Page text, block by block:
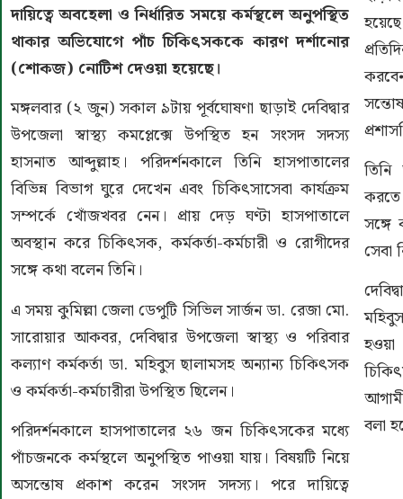
দায়িত্বে অবহেলা ও নির্ধারিত সময়ে কর্মস্থলে অনুপস্থিত
থাকার অভিযোগে পাঁচ চিকিৎসককে কারণ দর্শানোর
(শোকজ) নোটিশ দেওয়া হয়েছে।
মঙ্গলবার (২ জুন) সকাল ৯টায় পূর্বঘোষণা ছাড়াই দেবিদ্বার
উপজেলা স্বাস্থ্য কমপ্লেক্সে উপস্থিত হন সংসদ সদস্য
হাসনাত আব্দুল্লাহ। পরিদর্শনকালে তিনি হাসপাতালের
বিভিন্ন বিভাগ ঘুরে দেখেন এবং চিকিৎসাসেবা কার্যক্রম
সম্পর্কে খোঁজখবর নেন। প্রায় দেড় ঘণ্টা হাসপাতালে
অবস্থান করে চিকিৎসক, কর্মকর্তা-কর্মচারী ও রোগীদের
সঙ্গে কথা বলেন তিনি।
এ সময় কুমিল্লা জেলা ডেপুটি সিভিল সার্জন ডা. রেজা মো.
সারোয়ার আকবর, দেবিদ্বার উপজেলা স্বাস্থ্য ও পরিবার
কল্যাণ কর্মকর্তা ডা. মহিবুস ছালামসহ অন্যান্য চিকিৎসক
ও কর্মকর্তা-কর্মচারীরা উপস্থিত ছিলেন।
পরিদর্শনকালে হাসপাতালের ২৬ জন চিকিৎসকের মধ্যে
পাঁচজনকে কর্মস্থলে অনুপস্থিত পাওয়া যায়। বিষয়টি নিয়ে
অসন্তোষ প্রকাশ করেন সংসদ সদস্য। পরে দায়িত্বে
করতে
সেবা
বলা